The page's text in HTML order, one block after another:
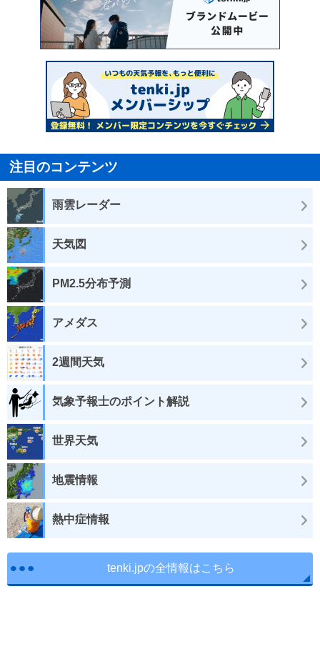
注目のコンテンツ
雨雲レーダー
天気図
PM2.5分布予測
アメダス
2週間天気
気象予報士のポイント解説
世界天気
地震情報
熱中症情報
tenki.jpの全情報はこちら